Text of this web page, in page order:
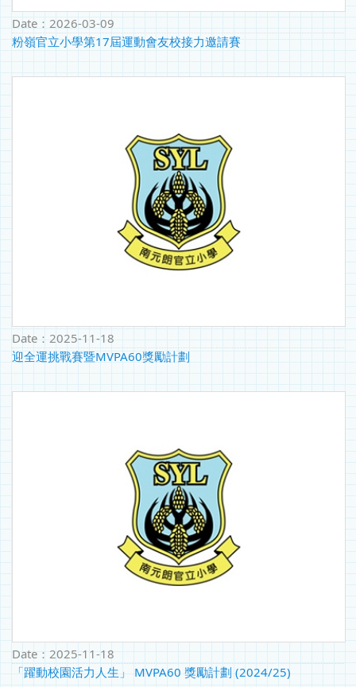
Date： 2026-03-09
粉嶺官立小學第17屆運動會友校接力邀請賽
Date： 2025-11-18
迎全運挑戰賽暨MVPA60獎勵計劃
Date： 2025-11-18
「躍動校園活力人生」 MVPA60 獎勵計劃 (2024/25)